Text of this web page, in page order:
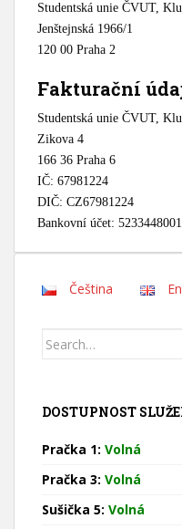
Studentská unie ČVUT,
Jenštejnská 1966/1
120 00 Praha 2
Fakturační
Studentská unie ČVUT,
Zikova 4
166 36 Praha 6
IČ: 67981224
DIČ: CZ67981224
Bankovní účet:
Čeština
Search
DOSTUPNOST
Pračka 1: Volná
Pračka 3: Volná
Sušička 5: Volná